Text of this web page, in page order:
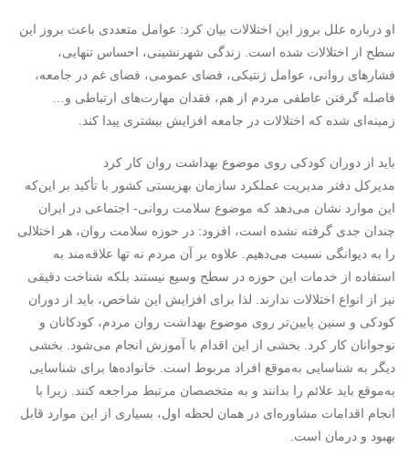
او درباره علل بروز این اختلالات بیان کرد: عوامل متعددی باعث بروز این
سطح از اختلالات شده است. زندگی شهرنشینی‌، احساس تنهایی،
فشارهای روانی، عوامل ژنتیکی، فضای عمومی، فضای غم در جامعه،
فاصله گرفتن عاطفی مردم از هم، فقدان مهارت‌های ارتباطی و…
زمینه‌ای شده که اختلالات در جامعه افزایش بیشتری پیدا کند.
باید از دوران کودکی روی موضوع بهداشت روان کار کرد
مدیرکل دفتر مدیریت عملکرد سازمان بهزیستی کشور با تأکید بر این‌که
این موارد نشان می‌دهد که موضوع سلامت روانی- اجتماعی در ایران
چندان جدی گرفته نشده است، افزود: در حوزه سلامت روان، هر اختلالی
را به دیوانگی نسبت می‌دهیم. علاوه بر آن مردم نه تها علاقه‌مند به
استفاده از خدمات این حوزه در سطح وسیع نیستند بلکه شناخت دقیقی
نیز از انواع اختلالات ندارند. لذا برای افزایش این شاخص، باید از دوران
کودکی و سنین پایین‌تر روی موضوع بهداشت روان مردم، کودکانان و
نوجوانان کار کرد. بخشی از این اقدام با آموزش انجام می‌شود. بخشی
دیگر به شناسایی به‌موقع افراد مربوط است. خانواده‌ها برای شناسایی
به‌موقع باید علائم را بدانند و به متخصصان مرتبط مراجعه کنند. زیرا با
انجام اقدامات مشاوره‌ای در همان لحظه اول، بسیاری از این موارد قابل
بهبود و درمان است.